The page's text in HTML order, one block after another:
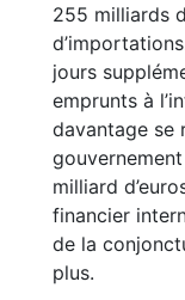
255 milliards
jours
emprunts à
davantage se
milliard
financier
de la
plus.